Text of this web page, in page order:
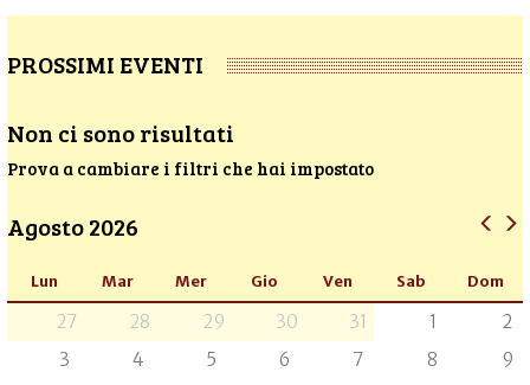
PROSSIMI EVENTI
Non ci sono risultati
Prova a cambiare i filtri che hai impostato
Agosto 2026
Lun Mar Mer Gio Ven Sab Dom
27 28 29 30 31 1
2
3
4 5 6 7 8
9